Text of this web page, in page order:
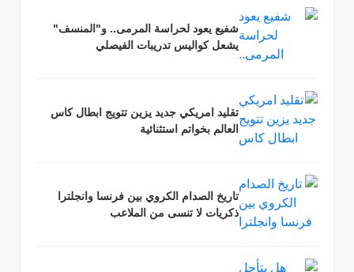
شفيع يعود لحراسة المرمى.. و"المنسف"
يشعل كواليس تدريبات الفيصلي
تقليد امريكي جديد يزين تتويج ابطال كاس
العالم بخواتم استثنائية
تاريخ الصدام الكروي بين فرنسا وانجلترا
ذكريات لا تنسى من الملاعب